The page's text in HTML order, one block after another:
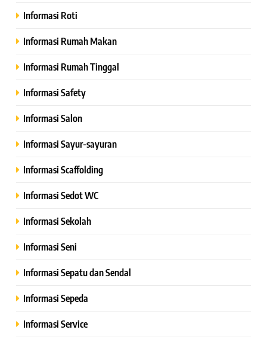
Informasi Roti
Informasi Rumah Makan
Informasi Rumah Tinggal
Informasi Safety
Informasi Salon
Informasi Sayur-sayuran
Informasi Scaffolding
Informasi Sedot WC
Informasi Sekolah
Informasi Seni
Informasi Sepatu dan Sendal
Informasi Sepeda
Informasi Service